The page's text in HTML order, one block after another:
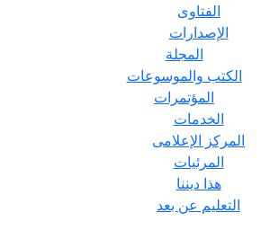
الفتاوى
الإصدارات
المجلة
الكتب والموسوعات
المؤتمرات
الخدمات
المركز الإعلامى
المرئيات
هذا ديننا
التعليم عن بعد